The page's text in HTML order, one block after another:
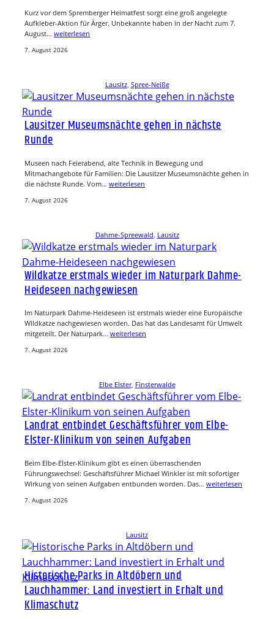
Kurz vor dem Spremberger Heimatfest sorgt eine groß angelegte
Aufkleber-Aktion für Ärger. Unbekannte haben in der Nacht zum 7.
August… weiterlesen
7. August 2026
Lausitz, Spree-Neiße
Lausitzer Museumsnächte gehen in nächste
Runde
Museen nach Feierabend, alte Technik in Bewegung und
Mitmachangebote für Familien: Die Lausitzer Museumsnächte gehen in
die nächste Runde. Vom… weiterlesen
7. August 2026
Dahme-Spreewald Lausitz
Wildkatze erstmals wieder im Naturpark Dahme-
Heideseen nachgewiesen
Im Naturpark Dahme-Heideseen ist erstmals wieder eine Europäische
Wildkatze nachgewiesen worden. Das hat das Landesamt für Umwelt
mitgeteilt. Der Naturpark… weiterlesen
7. August 2026
Elbe Elster, Finsterwalde
Landrat entbindet Geschäftsführer vom Elbe-
Elster-Klinikum von seinen Aufgaben
Beim Elbe-Elster-Klinikum gibt es einen überraschenden
Führungswechsel: Geschäftsführer Michael Winkler ist mit sofortiger
Wirkung von seinen Aufgaben entbunden worden. Das… weiterlesen
7. August 2026
Lausitz
Historische Parks in Altdöbern und
Lauchhammer: Land investiert in Erhalt und
Klimaschutz